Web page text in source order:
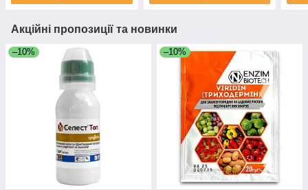
Акційні пропозиції та новинки
–10% –10%